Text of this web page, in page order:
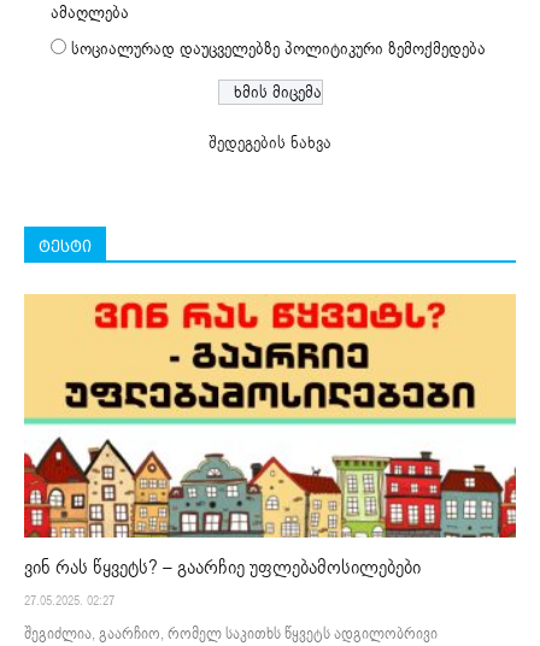
ამაღლება
სოციალურად დაუცველებზე პოლიტიკური ზემოქმედება
შედეგების ნახვა
ტესტი
ვინ რას წყვეტს? – გაარჩიე უფლებამოსილებები
27.05.2025. 02:27
შეგიძლია, გაარჩიო, რომელ საკითხს წყვეტს ადგილობრივი